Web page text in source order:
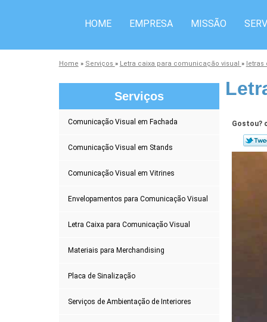
HOME EMPRESA MISSÃO
Home » Serviços » Letra caixa para comunicação visual » letras
Serviços
Comunicação Visual em Fachada
Comunicação Visual em Stands
Comunicação Visual em Vitrines
Envelopamentos para Comunicação Visual
Letra Caixa para Comunicação Visual
Materiais para Merchandising
Placa de Sinalização
Serviços de Ambientação de Interiores
Gostou?